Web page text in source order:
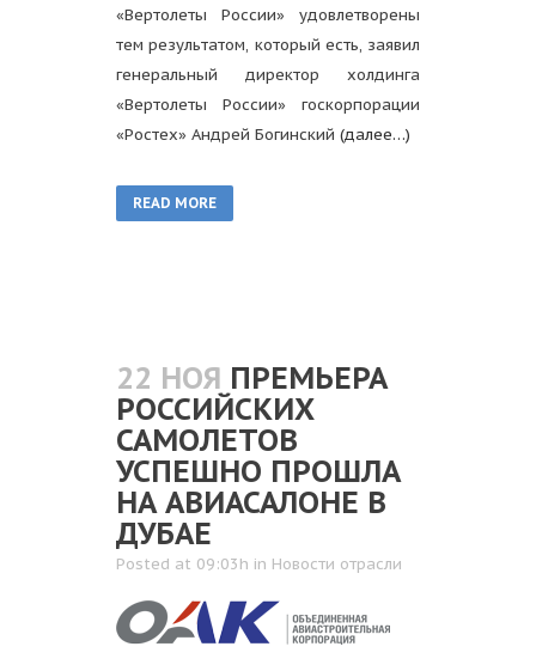
«Вертолеты России» удовлетворены
тем результатом, который есть, заявил
генеральный директор холдинга
«Вертолеты России» госкорпорации
«Ростех» Андрей Богинский (далее…)
READ MORE
22 НОЯ ПРЕМЬЕРА
РОССИЙСКИХ
САМОЛЕТОВ
УСПЕШНО ПРОШЛА
НА АВИАСАЛОНЕ В
ДУБАЕ
Posted at 09:03h in Новости отрасли